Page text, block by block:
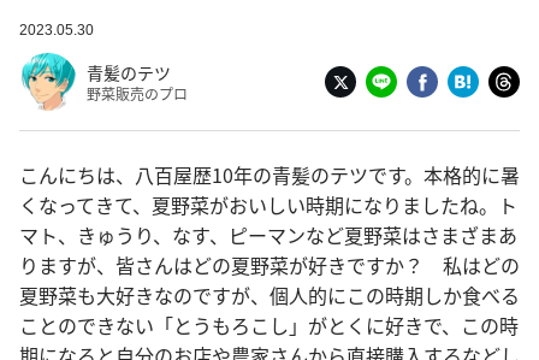
2023.05.30
青髪のテツ
野菜販売のプロ
こんにちは、八百屋歴10年の青髪のテツです。本格的に暑
くなってきて、夏野菜がおいしい時期になりましたね。ト
マト、きゅうり、なす、ピーマンなど夏野菜はさまざまあ
りますが、皆さんはどの夏野菜が好きですか？ 私はどの
夏野菜も大好きなのですが、個人的にこの時期しか食べる
ことのできない「とうもろこし」がとくに好きで、この時